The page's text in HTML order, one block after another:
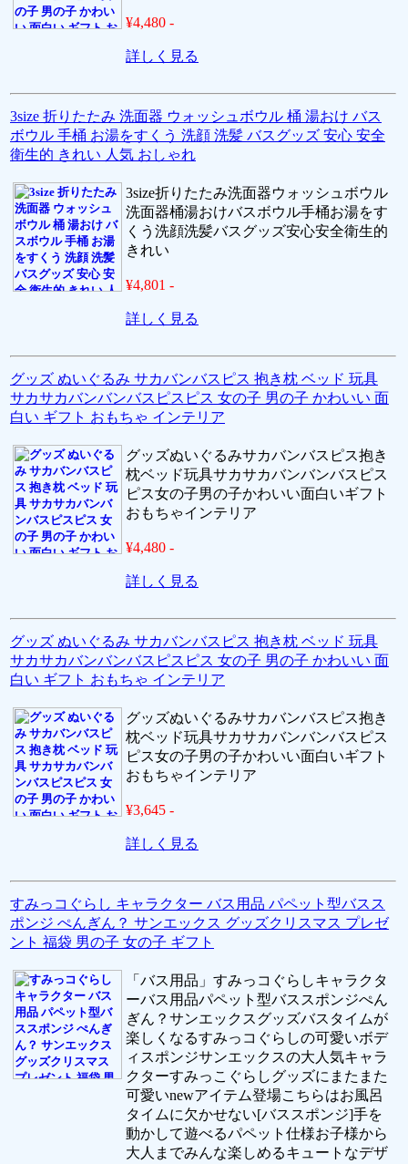
¥4,480 -
詳しく見る
3size 折りたたみ 洗面器 ウォッシュボウル 桶 湯おけ バス
ボウル 手桶 お湯をすくう 洗顔 洗髪 バスグッズ 安心 安全
衛生的 きれい 人気 おしゃれ
3size折りたたみ洗面器ウォッシュボウル
洗面器桶湯おけバスボウル手桶お湯をす
くう洗顔洗髪バスグッズ安心安全衛生的
きれい
¥4,801 -
詳しく見る
グッズ ぬいぐるみ サカバンバスピス 抱き枕 ベッド 玩具
サカサカバンバンバスピスピス 女の子 男の子 かわいい 面
白い ギフト おもちゃ インテリア
グッズぬいぐるみサカバンバスピス抱き
枕ベッド玩具サカサカバンバンバスピス
ピス女の子男の子かわいい面白いギフト
おもちゃインテリア
¥4,480 -
詳しく見る
グッズ ぬいぐるみ サカバンバスピス 抱き枕 ベッド 玩具
サカサカバンバンバスピスピス 女の子 男の子 かわいい 面
白い ギフト おもちゃ インテリア
グッズぬいぐるみサカバンバスピス抱き
枕ベッド玩具サカサカバンバンバスピス
ピス女の子男の子かわいい面白いギフト
おもちゃインテリア
¥3,645 -
詳しく見る
すみっコぐらし キャラクター バス用品 パペット型バスス
ポンジ ぺんぎん？ サンエックス グッズクリスマス プレゼ
ント 福袋 男の子 女の子 ギフト
「バス用品」すみっコぐらしキャラクタ
ーバス用品パペット型バススポンジぺん
ぎん？サンエックスグッズバスタイムが
楽しくなるすみっコぐらしの可愛いボデ
ィスポンジサンエックスの大人気キャラ
クターすみっこぐらしグッズにまたまた
可愛いnewアイテム登場こちらはお風呂
タイムに欠かせない[バススポンジ]手を
動かして遊べるパペット仕様お子様から
大人までみんな楽しめるキュートなデザ